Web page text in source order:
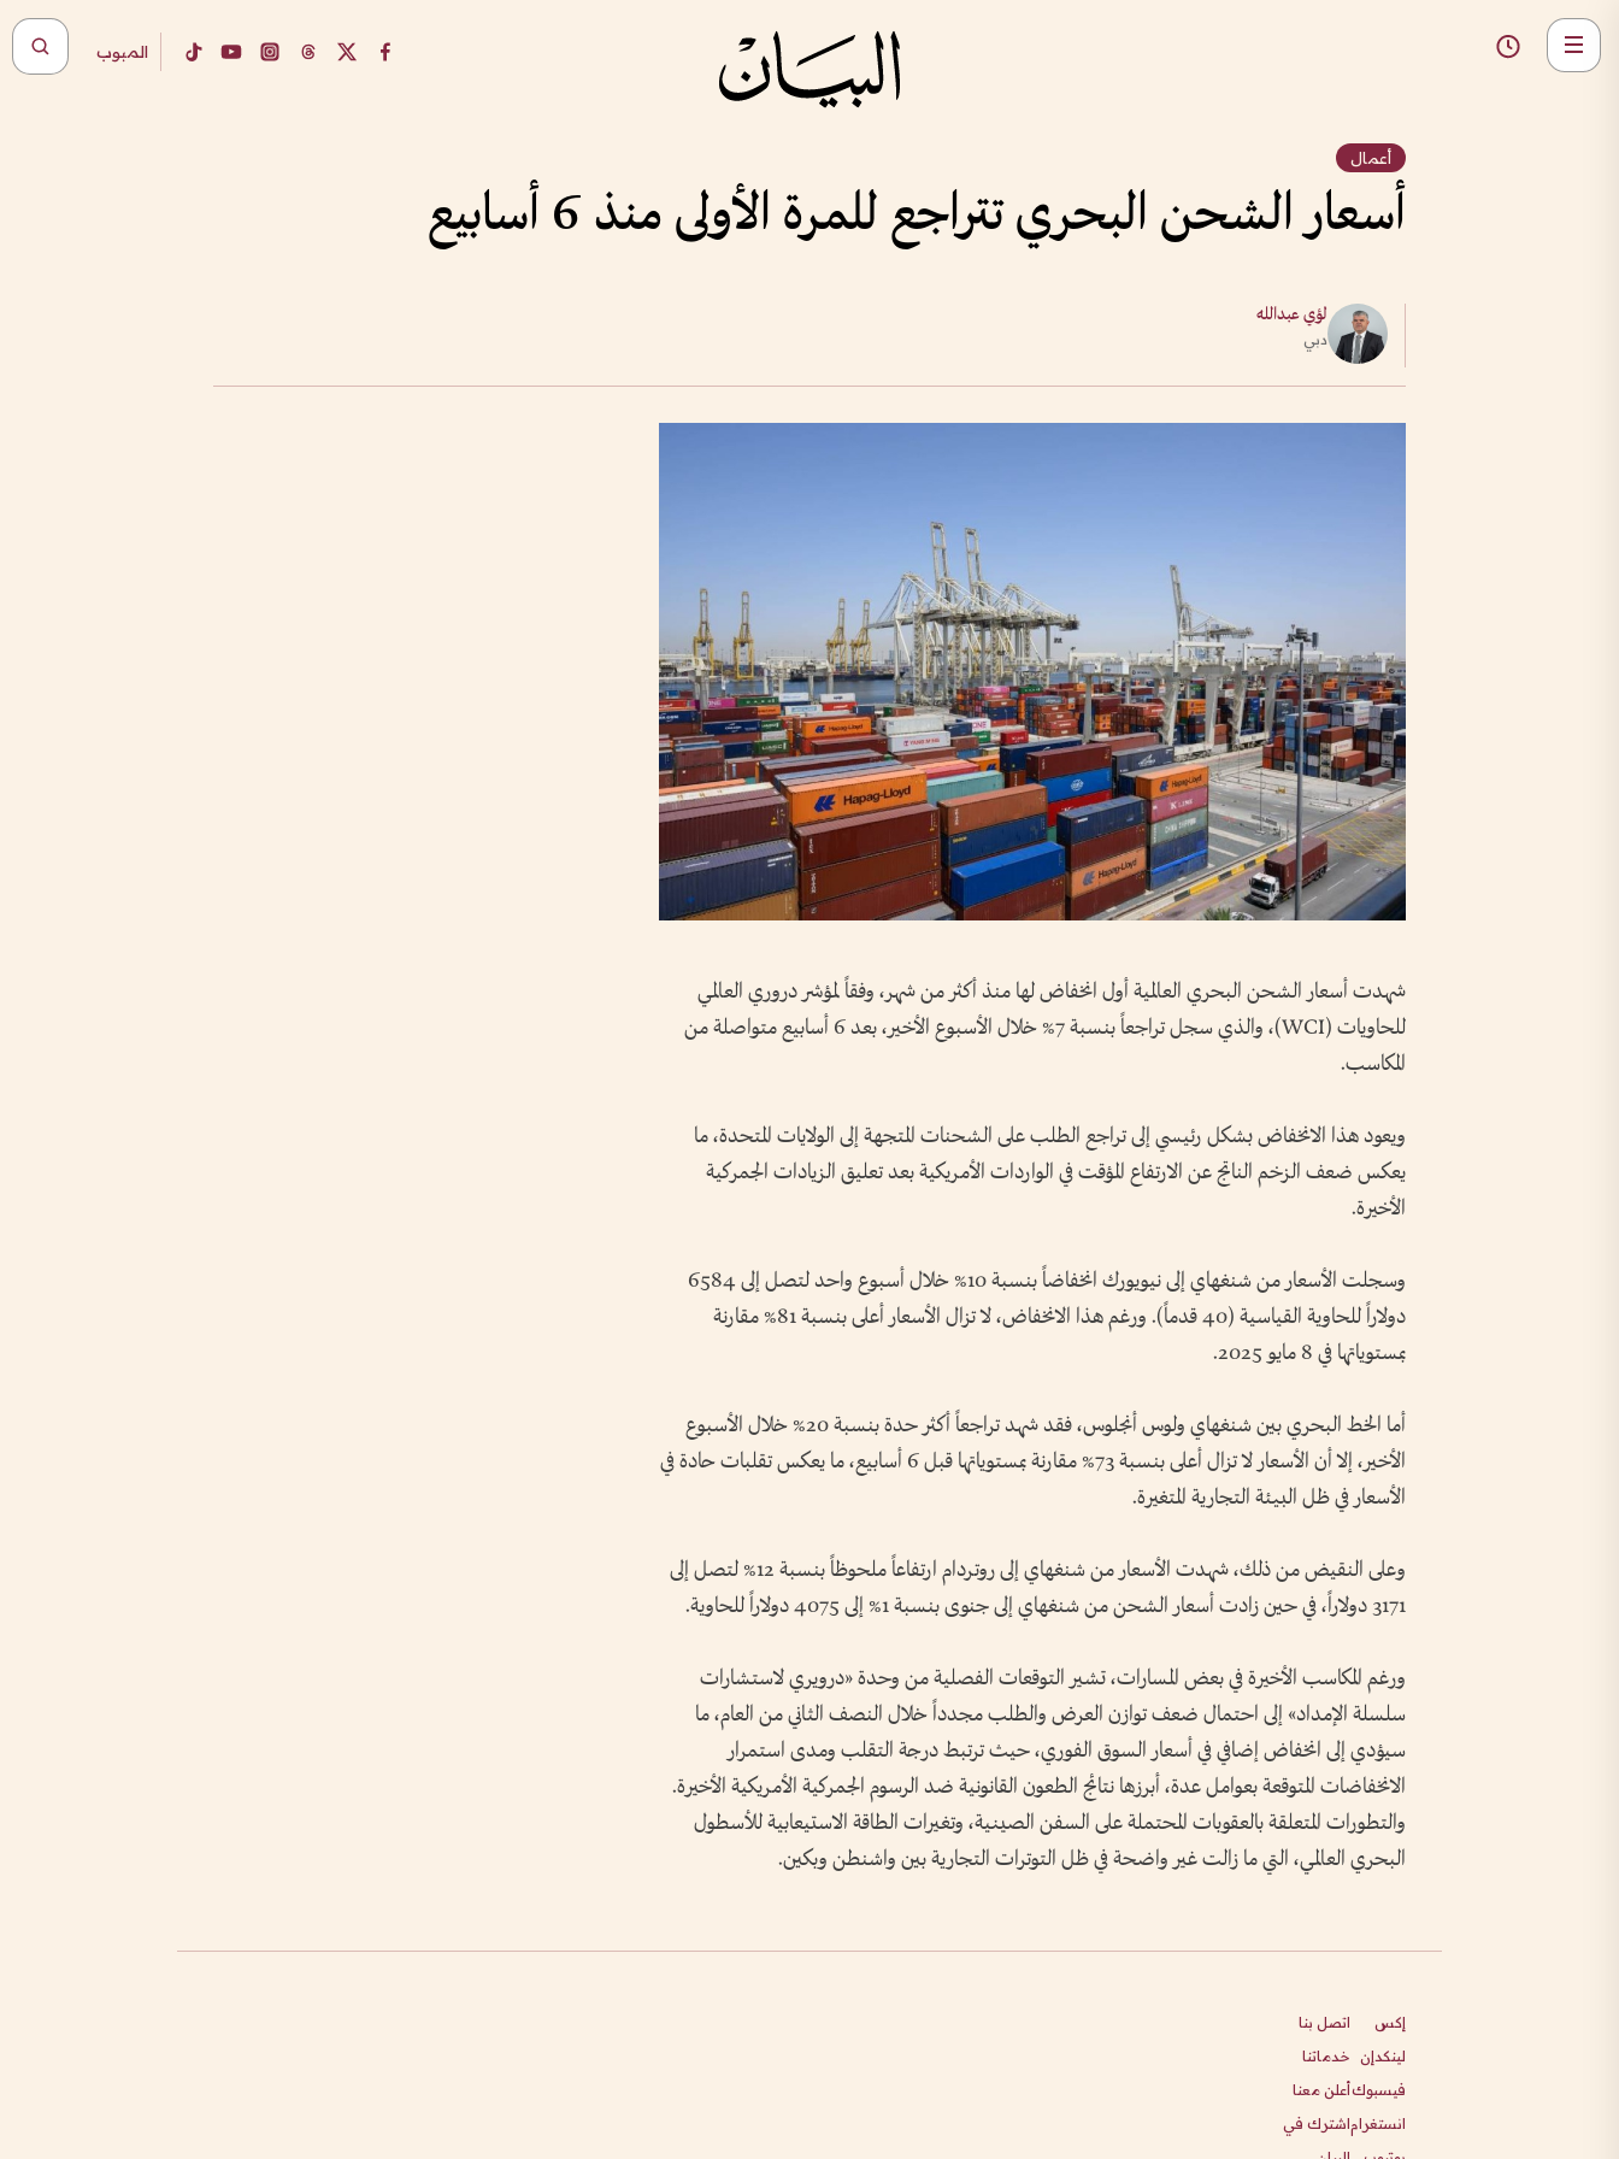
المبوب
أعمال
أسعار الشحن البحري تتراجع للمرة الأولى منذ 6 أسابيع
لؤي عبدالله
دبي
شهدت أسعار الشحن البحري العالمية أول انخفاض لها منذ أكثر من شهر، وفقاً لمؤشر دروري العالمي
للحاويات (WCI)، والذي سجل تراجعاً بنسبة 7% خلال الأسبوع الأخير، بعد 6 أسابيع متواصلة من
المكاسب.
ويعود هذا الانخفاض بشكل رئيسي إلى تراجع الطلب على الشحنات المتجهة إلى الولايات المتحدة، ما
يعكس ضعف الزخم الناتج عن الارتفاع المؤقت في الواردات الأمريكية بعد تعليق الزيادات الجمركية
الأخيرة.
وسجلت الأسعار من شنغهاي إلى نيويورك انخفاضاً بنسبة 10% خلال أسبوع واحد لتصل إلى 6584
دولاراً للحاوية القياسية (40 قدماً). ورغم هذا الانخفاض، لا تزال الأسعار أعلى بنسبة 81% مقارنة
بمستوياتها في 8 مايو 2025.
أما الخط البحري بين شنغهاي ولوس أنجلوس، فقد شهد تراجعاً أكثر حدة بنسبة 20% خلال الأسبوع
الأخير، إلا أن الأسعار لا تزال أعلى بنسبة 73% مقارنة بمستوياتها قبل 6 أسابيع، ما يعكس تقلبات حادة في
الأسعار في ظل البيئة التجارية المتغيرة.
وعلى النقيض من ذلك، شهدت الأسعار من شنغهاي إلى روتردام ارتفاعاً ملحوظاً بنسبة 12% لتصل إلى
3171 دولاراً، في حين زادت أسعار الشحن من شنغهاي إلى جنوى بنسبة 1% إلى 4075 دولاراً للحاوية.
ورغم المكاسب الأخيرة في بعض المسارات، تشير التوقعات الفصلية من وحدة «درويري لاستشارات
سلسلة الإمداد» إلى احتمال ضعف توازن العرض والطلب مجدداً خلال النصف الثاني من العام، ما
سيؤدي إلى انخفاض إضافي في أسعار السوق الفوري، حيث ترتبط درجة التقلب ومدى استمرار
الانخفاضات المتوقعة بعوامل عدة، أبرزها نتائج الطعون القانونية ضد الرسوم الجمركية الأمريكية الأخيرة.
والتطورات المتعلقة بالعقوبات المحتملة على السفن الصينية، وتغيرات الطاقة الاستيعابية للأسطول
البحري العالمي، التي ما زالت غير واضحة في ظل التوترات التجارية بين واشنطن وبكين.
إكس
لينكدإن
فيسبوك
انستغرام
اتصل بنا
خدماتنا
أعلن معنا
اشترك في